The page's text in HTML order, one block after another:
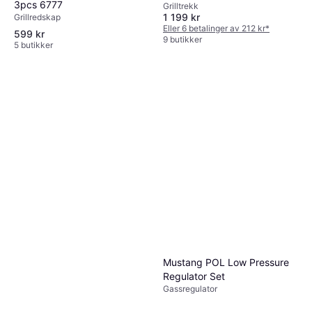
3pcs 6777
Grillredskap
599 kr
5 butikker
Grilltrekk
1 199 kr
Eller 6 betalinger av 212 kr*
9 butikker
Mustang POL Low Pressure
Regulator Set
Gassregulator